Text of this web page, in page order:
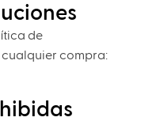
de
compra: